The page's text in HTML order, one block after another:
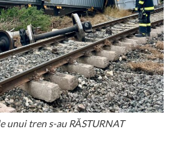
unui tren s-au RĂSTURNAT